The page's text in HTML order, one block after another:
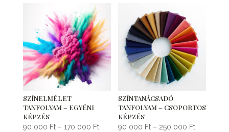
SZÍNELMÉLET
TANFOLYAM – EGYÉNI
KÉPZÉS
90 000 Ft – 170 000 FtÁrtartomány:
SZÍNTANÁCSADÓ
TANFOLYAM – CSOPORTOS
KÉPZÉS
90 000 Ft – 250 000 Ft